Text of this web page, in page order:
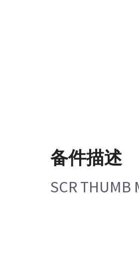
备件描述
SCR THUMB